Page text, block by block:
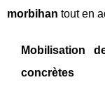
morbihan tout en
Mobilisation
concrètes